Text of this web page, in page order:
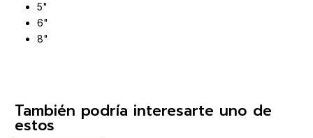
5"
6"
8"
También podría interesarte uno de
estos